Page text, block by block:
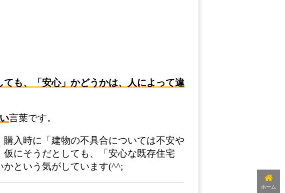
ホーム
も、「安心」かどうかは、人によって違
言葉です。
入時に「建物の不具合については不安や
にそうだとしても、「安心な既存住宅
かという気がしています(^^;